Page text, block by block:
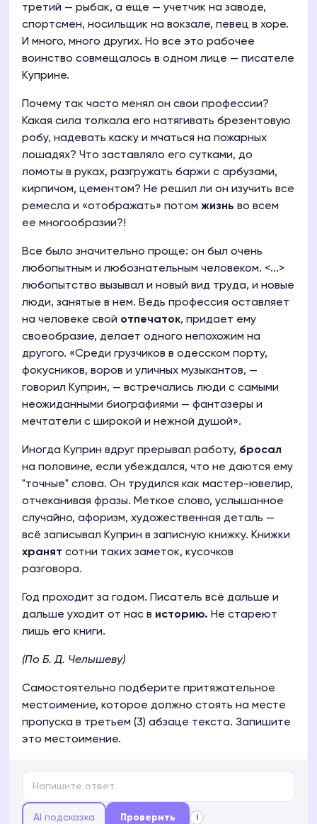
третий — рыбак, а еще — учетчик на заводе,
спортсмен, носильщик на вокзале, певец в хоре.
И много, много других. Но все это рабочее
воинство совмещалось в одном лице — писателе
Куприне.
Почему так часто менял он свои профессии?
Какая сила толкала его натягивать брезентовую
робу, надевать каску и мчаться на пожарных
лошадях? Что заставляло его сутками, до
ломоты в руках, разгружать баржи с арбузами,
кирпичом, цементом? Не решил ли он изучить все
ремесла и «отображать» потом жизнь во всем
ее многообразии?!
Все было значительно проще: он был очень
любопытным и любознательным человеком. <...>
любопытство вызывал и новый вид труда, и новые
люди, занятые в нем. Ведь профессия оставляет
на человеке свой отпечаток, придает ему
своеобразие, делает одного непохожим на
другого. «Среди грузчиков в одесском порту,
фокусников, воров и уличных музыкантов, —
говорил Куприн, — встречались люди с самыми
неожиданными биографиями — фантазеры и
мечтатели с широкой и нежной душой».
Иногда Куприн вдруг прерывал работу, бросал
на половине, если убеждался, что не даются ему
"точные" слова. Он трудился как мастер-ювелир,
отчеканивая фразы. Меткое слово, услышанное
случайно, афоризм, художественная деталь —
всё записывал Куприн в записную книжку. Книжки
хранят сотни таких заметок, кусочков
разговора.
Год проходит за годом. Писатель всё дальше и
дальше уходит от нас в историю. Не стареют
лишь его книги.
(По Б. Д. Челышеву)
Самостоятельно подберите притяжательное
местоимение, которое должно стоять на месте
пропуска в третьем (3) абзаце текста. Запишите
это местоимение.
AI подсказка Проверить i